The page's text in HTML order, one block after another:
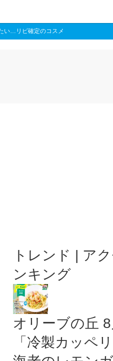
い…リピ確定のコスメ
トレンド | ア
ンキング
オリーブの丘
「冷製カッペ